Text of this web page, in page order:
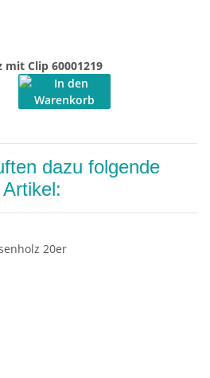
mit Clip 60001219
dazu folgende
Artikel: